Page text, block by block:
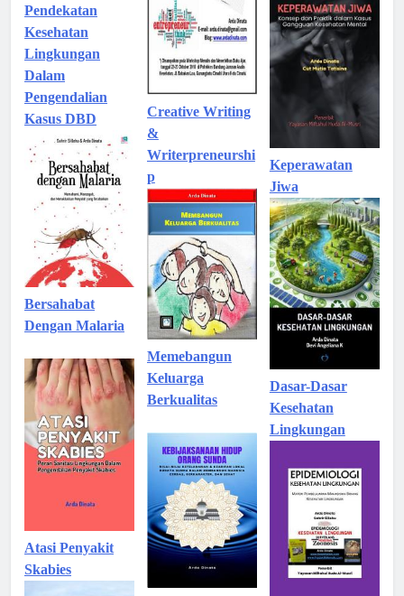
Pendekatan
Kesehatan
Lingkungan
Dalam
Pengendalian
Kasus DBD
Bersahabat
Dengan Malaria
Atasi Penyakit
Skabies
Creative Writing
&
Writerpreneurshi
p
Memebangun
Keluarga
Berkualitas
Keperawatan
Jiwa
Dasar-Dasar
Kesehatan
Lingkungan